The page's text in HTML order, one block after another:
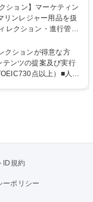
レクション・進行管理
ィングの企画管理にも
・ディレクション ■グ
条件備考欄に記載） な
クションが得意な方
テンツの提案及び実行
点以上）■人と
、ブランドそのもの
ID規約
ーポリシー